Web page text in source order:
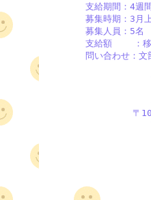
       支給期間：4週間
募集時期：3月
       募集人員：5名
支給額    ：移
問い合わせ：文
〒106－0047